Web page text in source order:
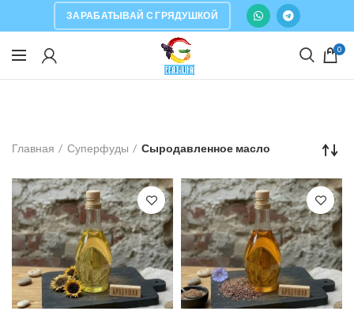
ЗАРАБАТЫВАЙ С ГРЯДУШКОЙ
0
Главная Суперфуды Сыродавленное масло